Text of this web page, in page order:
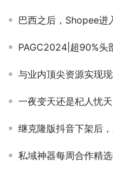
巴西之后，Shopee进
PAGC2024|超90%头部短剧出海大佬到场参展
与业内顶尖资源实现现场精准对接
一夜变天还是杞人忧天
继克隆版抖音下架后，风
私域神器每周合作精选No.155｜平台方收短